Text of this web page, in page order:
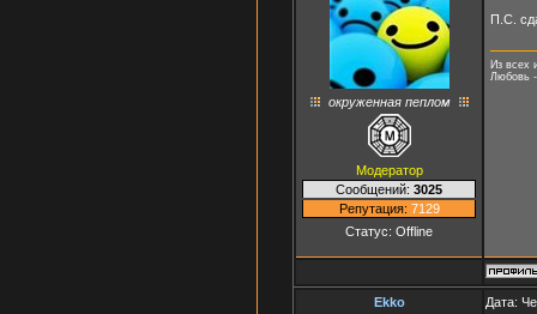
окруженная пеплом
Модератор
Сообщений: 3025
Репутация: 7129
Статус: Offline
П.С.
Из всех
Любовь
Ekko Дата: